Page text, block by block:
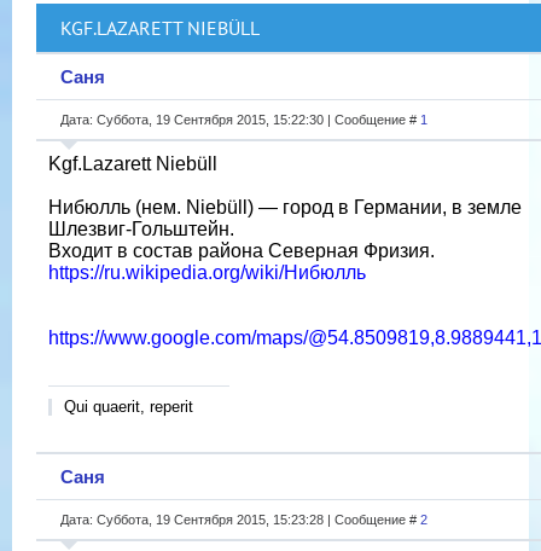
KGF.LAZARETT NIEBÜLL
Саня
Дата: Суббота, 19 Сентября 2015, 15:22:30 | Сообщение # 1
Kgf.Lazarett Niebüll
Нибюлль (нем. Niebüll) — город в Германии, в земле
Шлезвиг-Гольштейн.
Входит в состав района Северная Фризия.
https://ru.wikipedia.org/wiki/Нибюлль
https://www.google.com/maps/
Qui quaerit, reperit
Саня
Дата: Суббота, 19 Сентября 2015, 15:23:28 | Сообщение # 2